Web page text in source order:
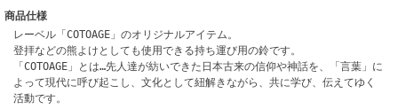
商品仕様
レーベル「COTOAGE」のオリジナルアイテム。
登拝などの熊よけとしても使用できる持ち運び用の鈴です。
「COTOAGE」とは…先人達が紡いできた日本古来の信仰や神話を、「言葉」に
よって現代に呼び起こし、文化として紐解きながら、共に学び、伝えてゆく
活動です。